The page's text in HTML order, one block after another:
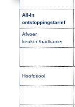
All-in
ontstoppingstarief
Afvoer
keuken/badkamer
Hoofdriool